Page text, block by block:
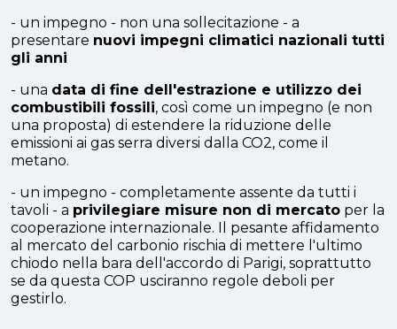
- un impegno - non una sollecitazione - a
presentare nuovi impegni climatici nazionali tutti
gli anni
- una data di fine dell'estrazione e utilizzo dei
combustibili fossili, così come un impegno (e non
una proposta) di estendere la riduzione delle
emissioni ai gas serra diversi dalla CO2, come il
metano.
- un impegno - completamente assente da tutti i
tavoli - a privilegiare misure non di mercato per la
cooperazione internazionale. Il pesante affidamento
al mercato del carbonio rischia di mettere l'ultimo
chiodo nella bara dell'accordo di Parigi, soprattutto
se da questa COP usciranno regole deboli per
gestirlo.